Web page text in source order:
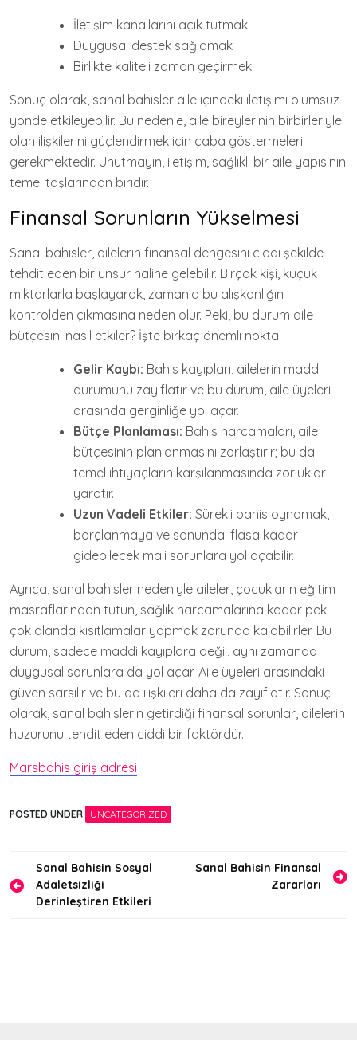
İletişim kanallarını açık tutmak
Duygusal destek sağlamak
Birlikte kaliteli zaman geçirmek
Sonuç olarak, sanal bahisler aile içindeki iletişimi olumsuz
yönde etkileyebilir. Bu nedenle, aile bireylerinin birbirleriyle
olan ilişkilerini güçlendirmek için çaba göstermeleri
gerekmektedir. Unutmayın, iletişim, sağlıklı bir aile yapısının
temel taşlarından biridir.
Finansal Sorunların Yükselmesi
Sanal bahisler, ailelerin finansal dengesini ciddi şekilde
tehdit eden bir unsur haline gelebilir. Birçok kişi, küçük
miktarlarla başlayarak, zamanla bu alışkanlığın
kontrolden çıkmasına neden olur. Peki, bu durum aile
bütçesini nasıl etkiler? İşte birkaç önemli nokta:
Gelir Kaybı: Bahis kayıpları, ailelerin maddi
durumunu zayıflatır ve bu durum, aile üyeleri
arasında gerginliğe yol açar.
Bütçe Planlaması: Bahis harcamaları, aile
bütçesinin planlanmasını zorlaştırır; bu da
temel ihtiyaçların karşılanmasında zorluklar
yaratır.
Uzun Vadeli Etkiler: Sürekli bahis oynamak,
borçlanmaya ve sonunda iflasa kadar
gidebilecek mali sorunlara yol açabilir.
Ayrıca, sanal bahisler nedeniyle aileler, çocukların eğitim
masraflarından tutun, sağlık harcamalarına kadar pek
çok alanda kısıtlamalar yapmak zorunda kalabilirler. Bu
durum, sadece maddi kayıplara değil, aynı zamanda
duygusal sorunlara da yol açar. Aile üyeleri arasındaki
güven sarsılır ve bu da ilişkileri daha da zayıflatır. Sonuç
olarak, sanal bahislerin getirdiği finansal sorunlar, ailelerin
huzurunu tehdit eden ciddi bir faktördür.
Marsbahis giriş adresi
POSTED UNDER UNCATEGORIZED
Yazı
gezinmesi
Sanal Bahisin Sosyal
Adaletsizliği
Derinleştiren Etkileri
Sanal Bahisin Finansal
Zararları